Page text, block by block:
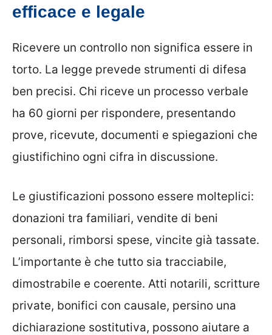
efficace e legale
Ricevere un controllo non significa essere in
torto. La legge prevede strumenti di difesa
ben precisi. Chi riceve un processo verbale
ha 60 giorni per rispondere, presentando
prove, ricevute, documenti e spiegazioni che
giustifichino ogni cifra in discussione.
Le giustificazioni possono essere molteplici:
donazioni tra familiari, vendite di beni
personali, rimborsi spese, vincite già tassate.
L’importante è che tutto sia tracciabile,
dimostrabile e coerente. Atti notarili, scritture
private, bonifici con causale, persino una
dichiarazione sostitutiva, possono aiutare a